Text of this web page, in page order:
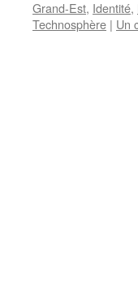
Grand-Est, Identité,
Technosphère | Un